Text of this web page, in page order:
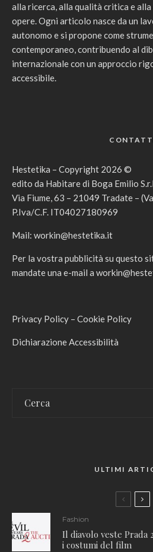
alla ricerca, alla qualità critica e
opere. Ogni articolo nasce da un
autonomo e si propone come
contemporaneo, contribuendo al
internazionale con un approccio
accessibile.
Hestetika – Copyright 2026 ©
edito da Habitare di Boga Emilio
Via Fiume, 63 – 21049 Tradate –
P.Iva/C.F. IT04027180969
Mail: workin@hestetika.it
Per la vostra pubblicità su questo
mandate una e-mail a
Privacy Policy – Cookie Policy
Dichiarazione Accessibilità
ULTIMI
Fashion
Il diavolo veste Prada
i costumi del film